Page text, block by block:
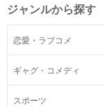
ジャンルから探す
恋愛・ラブコメ
ギャグ・コメディ
スポーツ